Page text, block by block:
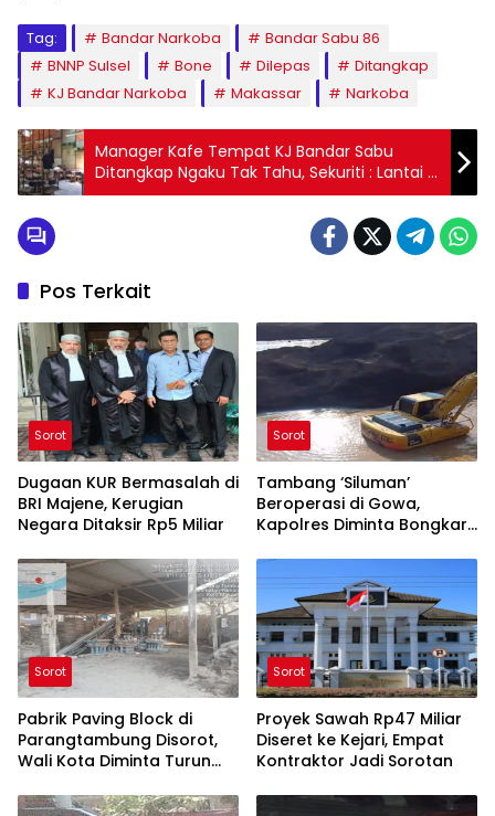
Tag: Bandar Narkoba
Bandar Sabu 86
BNNP Sulsel
Bone Dilepas
Ditangkap
KJ Bandar Narkoba
Makassar Narkoba
Manager Kafe Tempat KJ Bandar Sabu
Ditangkap Ngaku Tak Tahu, Sekuriti : Lantai 2
Pak!
Pos Terkait
Sorot
Dugaan KUR Bermasalah di
BRI Majene, Kerugian
Negara Ditaksir Rp5 Miliar
Sorot
Tambang ‘Siluman’
Beroperasi di Gowa,
Kapolres Diminta Bongkar
Sorot
Pabrik Paving Block di
Parangtambung Disorot,
Wali Kota Diminta Turun
Sorot
Proyek Sawah Rp47 Miliar
Diseret ke Kejari, Empat
Kontraktor Jadi Sorotan